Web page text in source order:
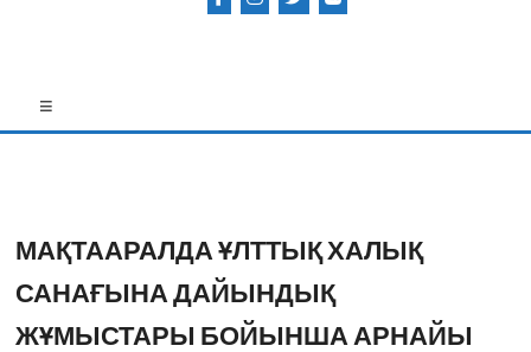
МАҚТААРАЛДА ҰЛТТЫҚ ХАЛЫҚ
САНАҒЫНА ДАЙЫНДЫҚ
ЖҰМЫСТАРЫ БОЙЫНША АРНАЙЫ